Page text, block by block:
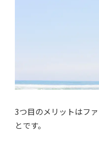
3つ目のメリットはフ
とです。